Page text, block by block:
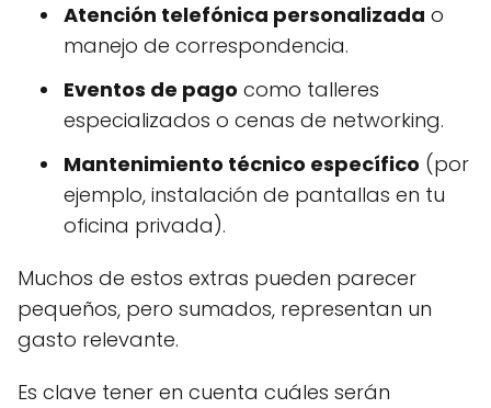
Atención telefónica personalizada o
manejo de correspondencia.
Eventos de pago como talleres
especializados o cenas de networking.
Mantenimiento técnico específico (por
ejemplo, instalación de pantallas en tu
oficina privada).
Muchos de estos extras pueden parecer
pequeños, pero sumados, representan un
gasto relevante.
Es clave tener en cuenta cuáles serán